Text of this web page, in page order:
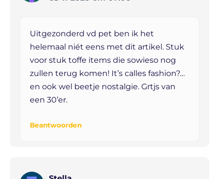
Uitgezonderd vd pet ben ik het
helemaal niét eens met dit artikel. Stuk
voor stuk toffe items die sowieso nog
zullen terug komen! It’s calles fashion?…
en ook wel beetje nostalgie. Grtjs van
een 30’er.
Beantwoorden